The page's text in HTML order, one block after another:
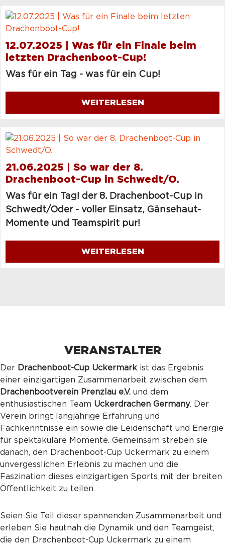
12.07.2025 | Was für ein Finale beim
letzten Drachenboot-Cup!
Was für ein Tag - was für ein Cup!
WEITERLESEN
21.06.2025 | So war der 8.
Drachenboot-Cup in Schwedt/O.
Was für ein Tag! der 8. Drachenboot-Cup in
Schwedt/Oder - voller Einsatz, Gänsehaut-
Momente und Teamspirit pur!
WEITERLESEN
VERANSTALTER
Der Drachenboot-Cup Uckermark ist das Ergebnis
einer einzigartigen Zusammenarbeit zwischen dem
Drachenbootverein Prenzlau e.V. und dem
enthusiastischen Team Uckerdrachen Germany. Der
Verein bringt langjährige Erfahrung und
Fachkenntnisse ein sowie die Leidenschaft und Energie
für spektakuläre Momente. Gemeinsam streben sie
danach, den Drachenboot-Cup Uckermark zu einem
unvergesslichen Erlebnis zu machen und die
Faszination dieses einzigartigen Sports mit der breiten
Öffentlichkeit zu teilen.
Seien Sie Teil dieser spannenden Zusammenarbeit und
erleben Sie hautnah die Dynamik und den Teamgeist,
die den Drachenboot-Cup Uckermark zu einem